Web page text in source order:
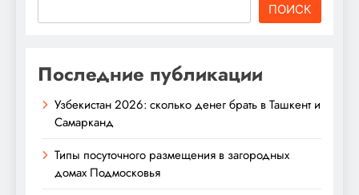
ПОИСК
Последние публикации
Узбекистан 2026: сколько денег брать в Ташкент и
Самарканд
Типы посуточного размещения в загородных
домах Подмосковья